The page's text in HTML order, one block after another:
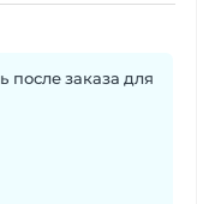
после заказа для